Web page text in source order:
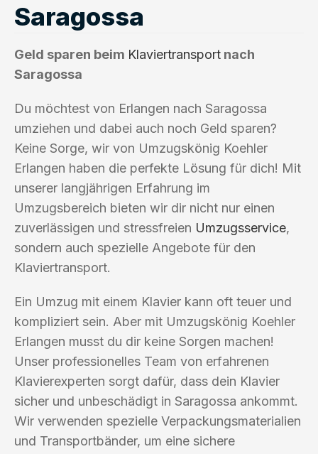
Saragossa
Geld sparen beim Klaviertransport nach
Saragossa
Du möchtest von Erlangen nach Saragossa
umziehen und dabei auch noch Geld sparen?
Keine Sorge, wir von Umzugskönig Koehler
Erlangen haben die perfekte Lösung für dich! Mit
unserer langjährigen Erfahrung im
Umzugsbereich bieten wir dir nicht nur einen
zuverlässigen und stressfreien Umzugsservice,
sondern auch spezielle Angebote für den
Klaviertransport.
Ein Umzug mit einem Klavier kann oft teuer und
kompliziert sein. Aber mit Umzugskönig Koehler
Erlangen musst du dir keine Sorgen machen!
Unser professionelles Team von erfahrenen
Klavierexperten sorgt dafür, dass dein Klavier
sicher und unbeschädigt in Saragossa ankommt.
Wir verwenden spezielle Verpackungsmaterialien
und Transportbänder, um eine sichere